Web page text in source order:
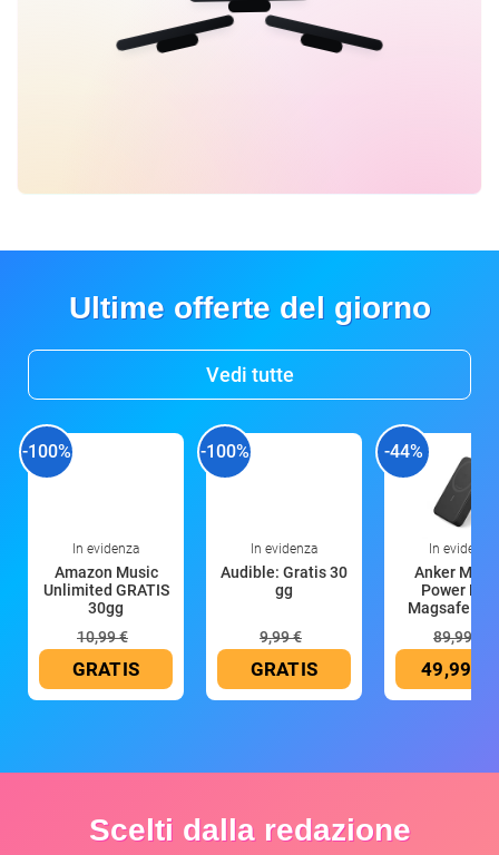
Ultime offerte del giorno
Vedi tutte
-100%
In evidenza
Amazon Music
Unlimited GRATIS
30gg
10,99 €
GRATIS
-100%
In evidenza
Audible: Gratis 30
gg
9,99 €
GRATIS
-44%
In evidenza
Anker
Power
Magsafe
89,99 €
49,99 €
Scelti dalla redazione